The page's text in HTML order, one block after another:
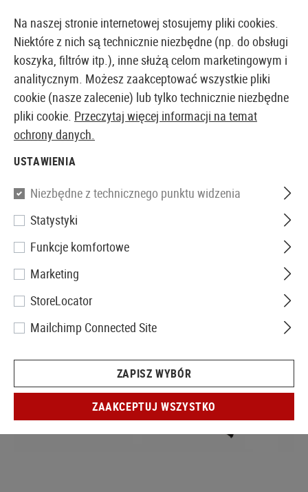
EUROPEJSKI AIRSOFT SKLEP I HURTOWNIA
Strona główna
Web Dominator
Na naszej stronie internetowej stosujemy pliki cookies.
Niektóre z nich są technicznie niezbędne (np. do obsługi
koszyka, filtrów itp.), inne służą celom marketingowym i
analitycznym. Możesz zaakceptować wszystkie pliki
cookie (nasze zalecenie) lub tylko technicznie niezbędne
pliki cookie. Przeczytaj więcej informacji na temat
ochrony danych.
USTAWIENIA
Niezbędne z technicznego punktu widzenia
Statystyki
Funkcje komfortowe
Marketing
StoreLocator
Mailchimp Connected Site
ZAPISZ WYBÓR
ZAAKCEPTUJ WSZYSTKO